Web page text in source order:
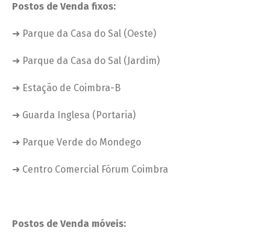
Postos de Venda fixos:
➜ Parque da Casa do Sal (Oeste)
➜ Parque da Casa do Sal (Jardim)
➜ Estação de Coimbra-B
➜ Guarda Inglesa (Portaria)
➜ Parque Verde do Mondego
➜ Centro Comercial Fórum Coimbra
Postos de Venda móveis: